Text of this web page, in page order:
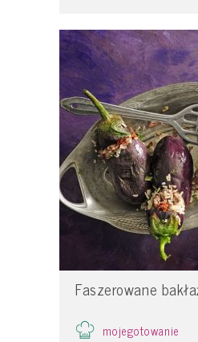
Faszerowane
mojegotowanie